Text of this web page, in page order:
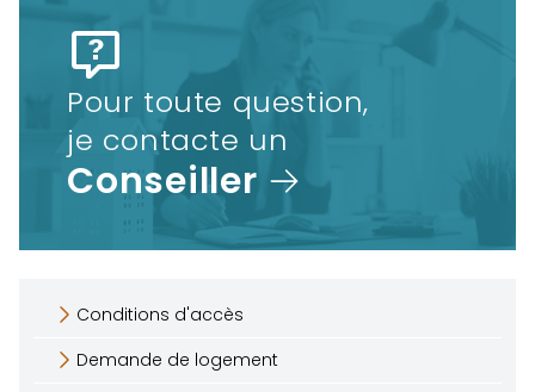
Pour toute question,
je contacte un
Conseiller
Conditions d'accès
Demande de logement